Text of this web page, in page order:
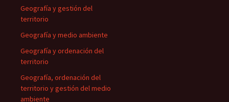
Geografía y gestión del
territorio
Geografía y medio ambiente
Geografía y ordenación del
territorio
Geografía, ordenación del
territorio y gestión del medio
ambiente